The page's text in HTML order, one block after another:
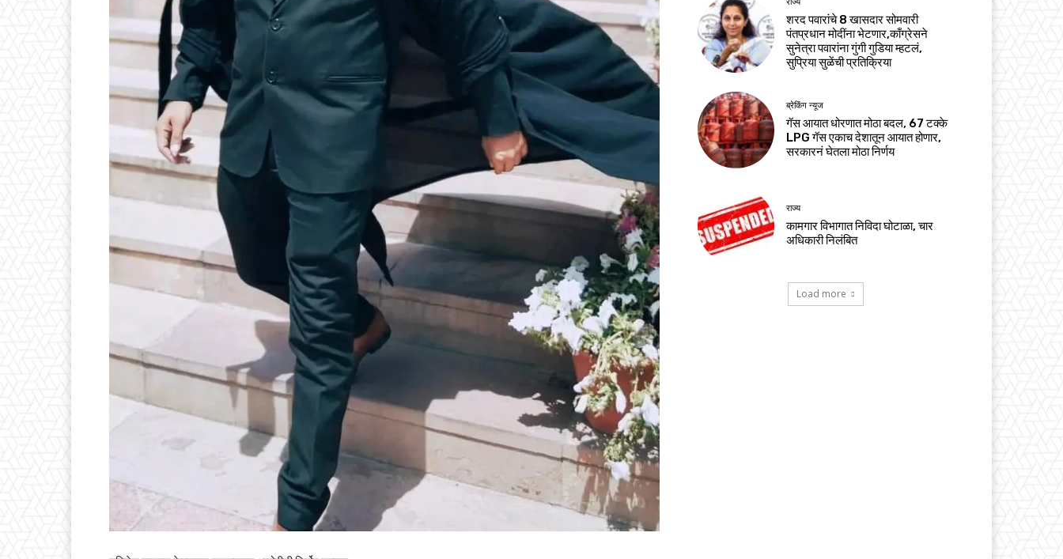
राज्य
शरद पवारांचे 8 खासदार सोमवारी
पंतप्रधान मोदींना भेटणार,काँग्रेसने
सुनेत्रा पवारांना गुंगी गुडिया म्हटलं,
सुप्रिया सुळेंची प्रतिक्रिया
ब्रेकिंग न्यूज
गॅस आयात धोरणात मोठा बदल, 67 टक्के
LPG गॅस एकाच देशातून आयात होणार,
सरकारनं घेतला मोठा निर्णय
राज्य
कामगार विभागात निविदा घोटाळा, चार
अधिकारी निलंबित
Load more